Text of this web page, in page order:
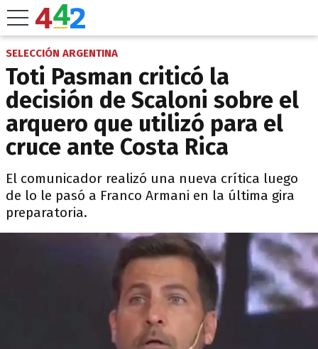
SELECCIÓN ARGENTINA
Toti Pasman criticó la
decisión de Scaloni sobre el
arquero que utilizó para el
cruce ante Costa Rica
El comunicador realizó una nueva crítica luego
de lo le pasó a Franco Armani en la última gira
preparatoria.